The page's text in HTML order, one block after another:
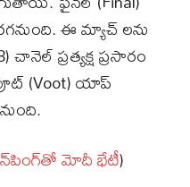
ఈ మ్యాచ్ లను
ప్రత్యక్ష ప్రసారం
(Voot) యాప్
జిన్‌పింగ్‌తో మోదీ భేటీ)